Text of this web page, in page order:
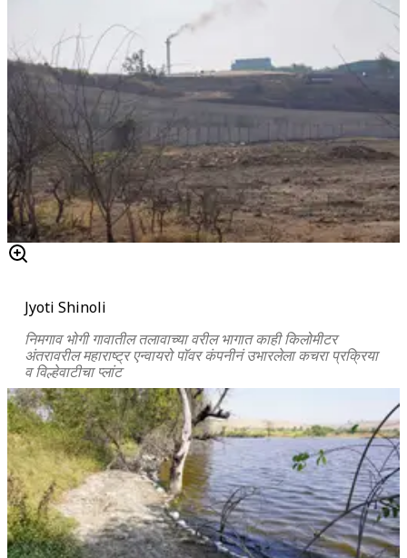
Jyoti Shinoli
निमगाव भोगी गावातील तलावाच्या वरील भागात काही किलोमीटर
अंतरावरील महाराष्ट्र एन्वायरो पॉवर कंपनीनं उभारलेला कचरा प्रक्रिया
व विल्हेवाटीचा प्लांट